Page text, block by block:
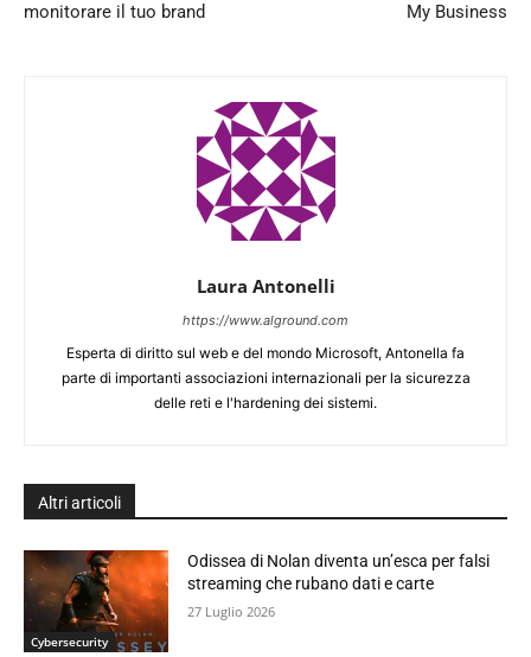
monitorare il tuo brand
My Business
Laura Antonelli
https://www.alground.com
Esperta di diritto sul web e del mondo Microsoft, Antonella fa
parte di importanti associazioni internazionali per la sicurezza
delle reti e l'hardening dei sistemi.
Altri articoli
Cybersecurity
Odissea di Nolan diventa un’esca per falsi
streaming che rubano dati e carte
27 Luglio 2026